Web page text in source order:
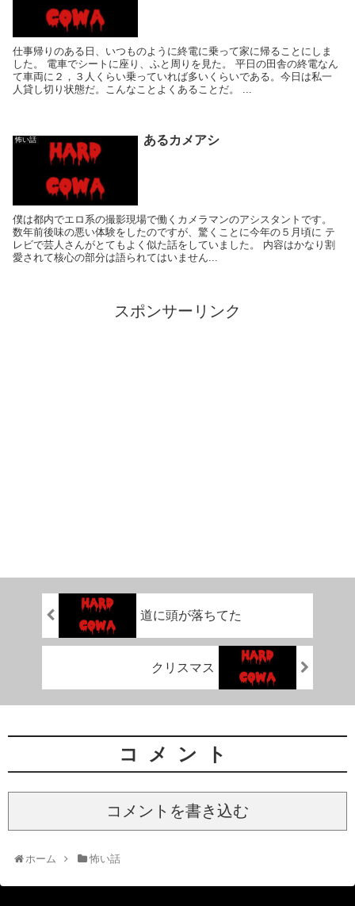
仕事帰りのある日、いつものように終電に乗って家に帰ることにしま
した。 電車でシートに座り、ふと周りを見た。 平日の田舎の終電なん
て車両に２，３人くらい乗っていれば多いくらいである。今日は私一
人貸し切り状態だ。こんなことよくあることだ。 ...
怖い話 あるカメアシ
僕は都内でエロ系の撮影現場で働くカメラマンのアシスタントです。
数年前後味の悪い体験をしたのですが、驚くことに今年の５月頃に テ
レビで芸人さんがとてもよく似た話をしていました。 内容はかなり割
愛されて核心の部分は語られてはいません...
スポンサーリンク
道に頭が落ちてた
クリスマス
コメント
コメントを書き込む
ホーム 怖い話